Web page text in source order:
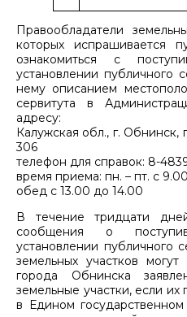
Правообладатели
которых испрашивается
ознакомиться с
установлении публичного
нему описанием
сервитута в
адресу:
Калужская обл., г.
306
телефон для справок: 8-
время приема: пн. – пт. с
обед с 13.00 до 14.00
В течение тридцати
сообщения о
установлении публичного
земельных участков
города Обнинска
земельные участки, если их
в Едином